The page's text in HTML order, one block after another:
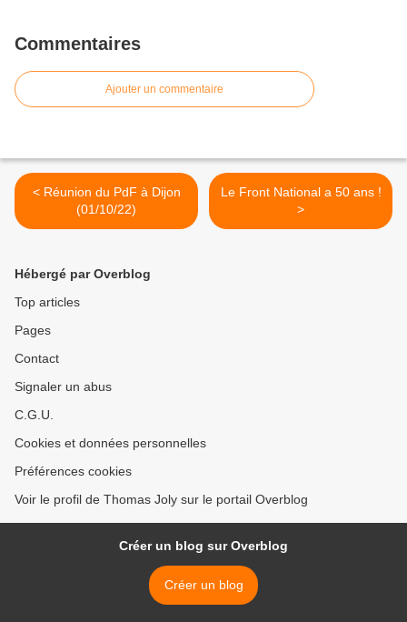
Commentaires
Ajouter un commentaire
< Réunion du PdF à Dijon
(01/10/22)
Le Front National a 50 ans !
>
Hébergé par Overblog
Top articles
Pages
Contact
Signaler un abus
C.G.U.
Cookies et données personnelles
Préférences cookies
Voir le profil de Thomas Joly sur le portail Overblog
Créer un blog sur Overblog
Créer un blog